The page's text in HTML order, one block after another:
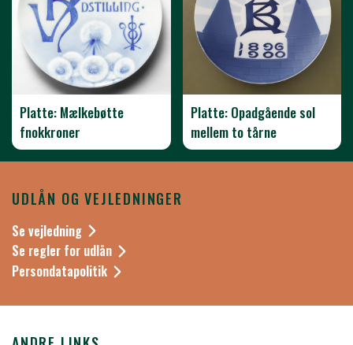
Platte: Mælkebøtte
fnokkroner
Platte: Opadgående sol
mellem to tårne
UDLÅN OG VEJLEDNINGER
Se vejledning
Se regler for udlån
Persondatapolitik